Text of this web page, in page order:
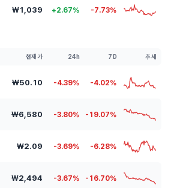
₩1,039 +2.67% -7.73%
현재가 24h 7D 추세
₩50.10 -4.39% -4.02%
₩6,580 -3.80% -19.07%
₩2.09 -3.69% -6.28%
₩2,494 -3.67% -16.70%